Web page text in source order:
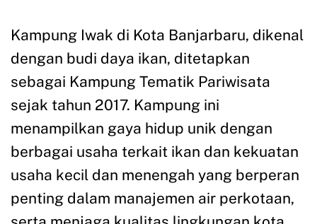
Kampung Iwak di Kota Banjarbaru, dikenal
dengan budi daya ikan, ditetapkan
sebagai Kampung Tematik Pariwisata
sejak tahun 2017. Kampung ini
menampilkan gaya hidup unik dengan
berbagai usaha terkait ikan dan kekuatan
usaha kecil dan menengah yang berperan
penting dalam manajemen air perkotaan,